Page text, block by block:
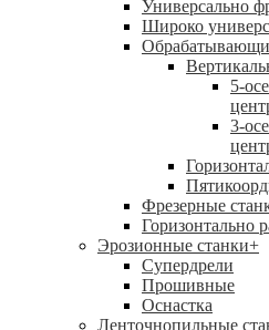
Универсально
Широко
5-
3-
Фрезерные
Горизонтально
Эрозионные станки+
Супердрели
Прошивные
Оснастка
Ленточнопильные